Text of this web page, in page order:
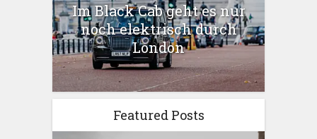
Im Black Cab geht es nur
noch elektrisch durch
London
Featured Posts